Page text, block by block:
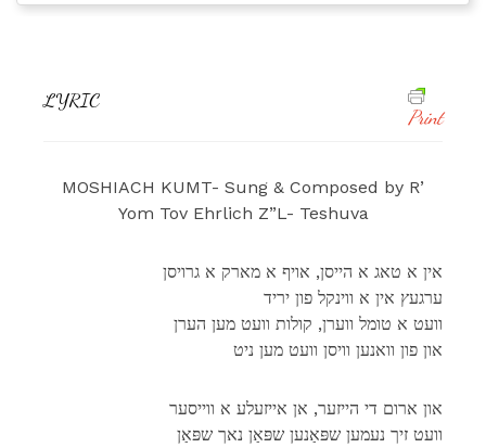
LYRIC
Print
MOSHIACH KUMT- Sung & Composed by R’
Yom Tov Ehrlich Z”L- Teshuva
אין א טאג א הייסן, אויף א מארק א גרויסן
ערגעץ אין א ווינקל פון יריד
וועט א טומל ווערן, קולות וועט מען הערן
און פון וואנען וויסן וועט מען ניט
און ארום די הייזער, אן אייזעלע א ווייסער
וועט זיך נעמען שפּאַנען שפּאַן נאך שפּאַן